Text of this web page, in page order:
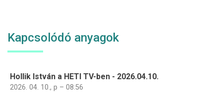
Kapcsolódó anyagok
Hollik István a HETI TV-ben - 2026.04.10.
2026. 04. 10., p – 08:56